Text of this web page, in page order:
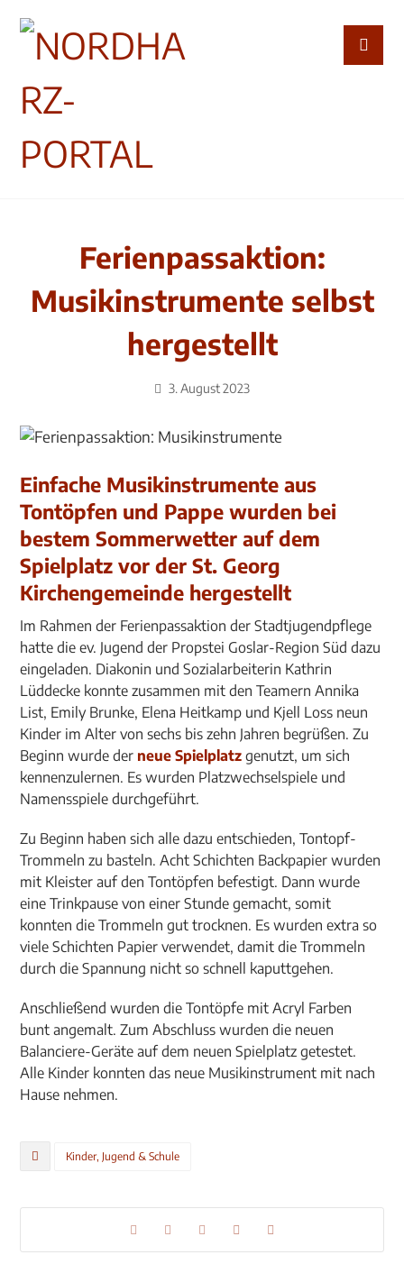
Ferienpassaktion:
Musikinstrumente selbst
hergestellt
3. August 2023
Einfache Musikinstrumente aus
Tontöpfen und Pappe wurden bei
bestem Sommerwetter auf dem
Spielplatz vor der St. Georg
Kirchengemeinde hergestellt
Im Rahmen der Ferienpassaktion der Stadtjugendpflege
hatte die ev. Jugend der Propstei Goslar-Region Süd dazu
eingeladen. Diakonin und Sozialarbeiterin Kathrin
Lüddecke konnte zusammen mit den Teamern Annika
List, Emily Brunke, Elena Heitkamp und Kjell Loss neun
Kinder im Alter von sechs bis zehn Jahren begrüßen. Zu
Beginn wurde der neue Spielplatz genutzt, um sich
kennenzulernen. Es wurden Platzwechselspiele und
Namensspiele durchgeführt.
Zu Beginn haben sich alle dazu entschieden, Tontopf-
Trommeln zu basteln. Acht Schichten Backpapier wurden
mit Kleister auf den Tontöpfen befestigt. Dann wurde
eine Trinkpause von einer Stunde gemacht, somit
konnten die Trommeln gut trocknen. Es wurden extra so
viele Schichten Papier verwendet, damit die Trommeln
durch die Spannung nicht so schnell kaputtgehen.
Anschließend wurden die Tontöpfe mit Acryl Farben
bunt angemalt. Zum Abschluss wurden die neuen
Balanciere-Geräte auf dem neuen Spielplatz getestet.
Alle Kinder konnten das neue Musikinstrument mit nach
Hause nehmen.
Kinder, Jugend & Schule